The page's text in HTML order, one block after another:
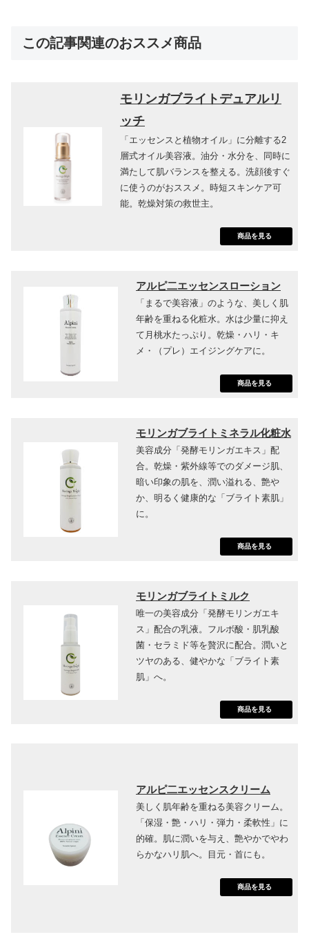
この記事関連のおススメ商品
モリンガブライトデュアルリ
ッチ
「エッセンスと植物オイル」に分離する2
層式オイル美容液。油分・水分を、同時に
満たして肌バランスを整える。洗顔後すぐ
に使うのがおススメ。時短スキンケア可
能。乾燥対策の救世主。
商品を見る
アルピ二エッセンスローション
「まるで美容液」のような、美しく肌
年齢を重ねる化粧水。水は少量に抑え
て月桃水たっぷり。乾燥・ハリ・キ
メ・（プレ）エイジングケアに。
商品を見る
モリンガブライトミネラル化粧水
美容成分「発酵モリンガエキス」配
合。乾燥・紫外線等でのダメージ肌、
暗い印象の肌を、潤い溢れる、艶や
か、明るく健康的な「ブライト素肌」
に。
商品を見る
モリンガブライトミルク
唯一の美容成分「発酵モリンガエキ
ス」配合の乳液。フルボ酸・肌乳酸
菌・セラミド等を贅沢に配合。潤いと
ツヤのある、健やかな「ブライト素
肌」へ。
商品を見る
アルピ二エッセンスクリーム
美しく肌年齢を重ねる美容クリーム。
「保湿・艶・ハリ・弾力・柔軟性」に
的確。肌に潤いを与え、艶やかでやわ
らかなハリ肌へ。目元・首にも。
商品を見る